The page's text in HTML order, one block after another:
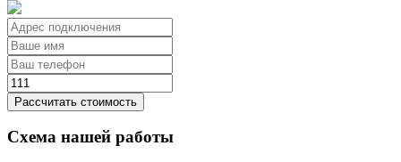
Рассчитать стоимость
Схема нашей работы